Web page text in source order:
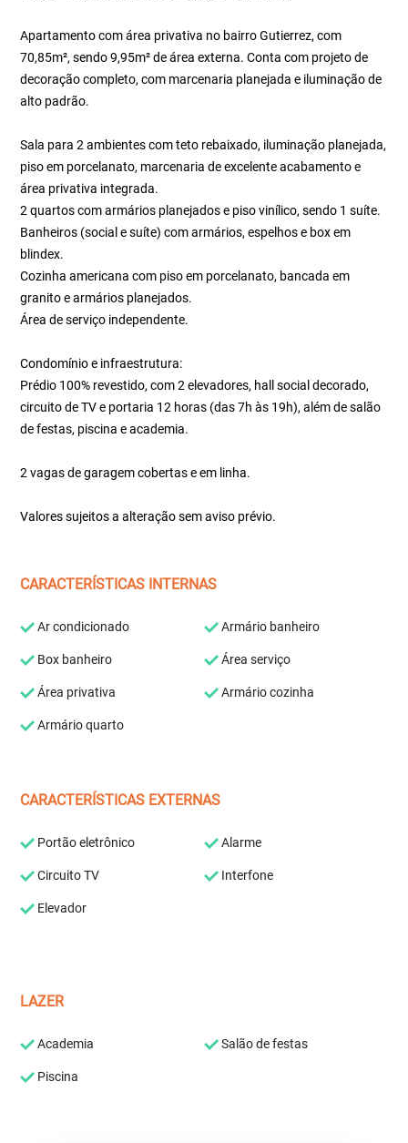
Apartamento com área privativa no bairro Gutierrez, com
70,85m², sendo 9,95m² de área externa. Conta com projeto de
decoração completo, com marcenaria planejada e iluminação de
alto padrão.
Sala para 2 ambientes com teto rebaixado, iluminação planejada,
piso em porcelanato, marcenaria de excelente acabamento e
área privativa integrada.
2 quartos com armários planejados e piso vinílico, sendo 1 suíte.
Banheiros (social e suíte) com armários, espelhos e box em
blindex.
Cozinha americana com piso em porcelanato, bancada em
granito e armários planejados.
Área de serviço independente.
Condomínio e infraestrutura:
Prédio 100% revestido, com 2 elevadores, hall social decorado,
circuito de TV e portaria 12 horas (das 7h às 19h), além de salão
de festas, piscina e academia.
2 vagas de garagem cobertas e em linha.
Valores sujeitos a alteração sem aviso prévio.
CARACTERÍSTICAS INTERNAS
Ar condicionado Armário banheiro
Box banheiro Área serviço
Área privativa Armário cozinha
Armário quarto
CARACTERÍSTICAS EXTERNAS
Portão eletrônico Alarme
Circuito TV Interfone
Elevador
LAZER
Academia Salão de festas
Piscina